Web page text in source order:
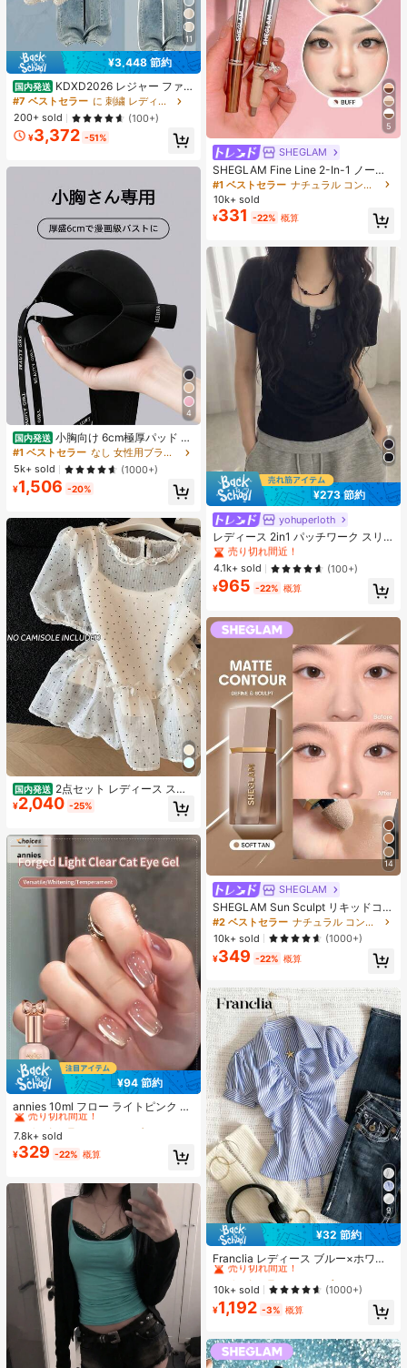
11
¥3,448 節約
国内発送 KDXD2026 レジャー ファッ
ション ロングサイズ 夏服 女性 ワイ
ルドスタイル ボア付きトップス ワイ
ルドスタイル ロングスカート 3点セ
ット UVカット 軽量 通気性 袖付き
ヒップカバー効果 通気性抜群 サイズ
#7 ベストセラー
に 刺繍 レディースコーデ
200+ sold
(100+)
¥3,372 -51%
4
国内発送 小胸向け 6cm極厚パッド 盛
りブラ ノンワイヤー 谷間メイク シ
ームレス ボリュームアップ 美胸フィ
ット ブラジャー
#1 ベストセラー
なし 女性用ブラジャーとブラレット
5k+ sold
(1000+)
¥1,506 -20%
国内発送 2点セット レディース スイ
ートスタイル 水玉模様 メッシュ フ
リル パフスリーブ クロップトップ
ップス 半袖 ドット柄 ショート丈 透
け感 シースルー ガーリー 大人可愛
い フェミニン 春夏
¥2,040 -25%
¥94 節約
annies 10ml フロー ライトピンク キ
ャットアイ ジェルネイルポリッシュ
ウルトラシャイン UVジェル ミラー
グラス キャットマグネットジェル ワ
ニス ネイルサプライ
#1 ベストセラー
に アニーズ ジェルネイルポリッシュ
売り切れ間近！
#1 ベストセラー
売り切れ間近！
#1 ベストセラー
売り切れ間近！
#1 ベストセラー
に アニーズ ジェルネイルポリッシュ
7.8k+ sold
¥329 -22% 概算
5
SHEGLAM
SHEGLAM Fine Line 2-In-1 ノーズ
コンター&ハイライトペン-Buff ノー
ズシャドウ シェーディング 女性と女
の子のためのブランドビューティー
コスメメイクアップ
#1 ベストセラー
ナチュラル コントゥア＆ブロンザー
10k+ sold
¥331 -22% 概算
¥273 節約
yohuperloth
レディース 2in1 パッチワーク スリ
ムフィット 多用途 カジュアル 半袖T
シャツ ブラック 夏用
#3 ベストセラー
に プレーン 無地のカジュアルTシャツ
売り切れ間近！
#3 ベストセラー
に プレーン 無地のカジュアルTシャツ
売り切れ間近！
#3 ベストセラー
に プレーン 無地のカジュアルTシャツ
売り切れ間近！
#3 ベストセラー
売り切れ間近！
4.1k+ sold (100+)
¥965 -22% 概算
14
SHEGLAM
SHEGLAM Sun Sculpt リキッドコン
ター-Soft Tan ノーズシャドウ シェ
ーディング 女性と女の子のためのブ
ランドビューティーコスメメイクア
ップ
#2 ベストセラー
ナチュラル コントゥア＆ブロンザー
10k+ sold
(1000+)
¥349 -22% 概算
9
¥32 節約
Franclia レディース ブルー×ホワイ
ト ストライプ ボタン付きシャーリン
グ Vネックシャツ 夏向け エフォート
レスシック ブラウス 通学・新学期向
け 春カジュアル
#1 ベストセラー
に ファブリック 柔らかなオフィスブラウス
売り切れ間近！
#1 ベストセラー
売り切れ間近！
#1 ベストセラー
売り切れ間近！
#1 ベストセラー
に ファブリック 柔らかなオフィスブラウス
10k+ sold (1000+)
¥1,192 -3% 概算